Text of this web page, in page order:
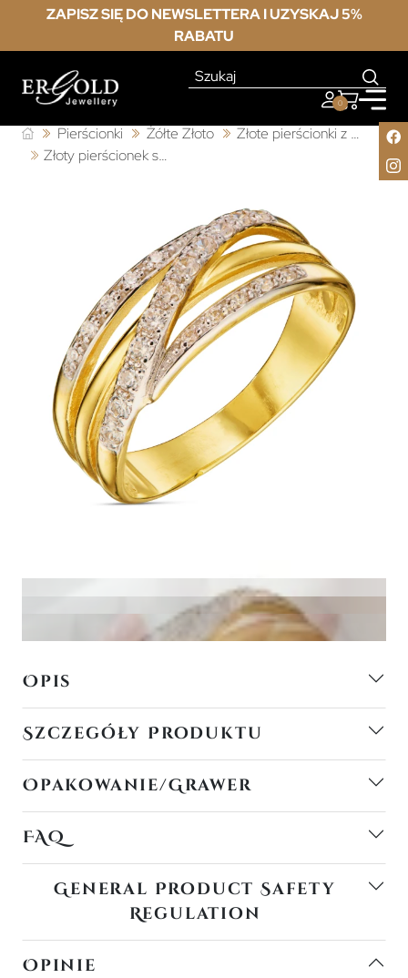
ZAPISZ SIĘ DO NEWSLETTERA I UZYSKAJ 5%
RABATU
0
Pierścionki Żółte Złoto
Złote pierścionki z cyrkonią
Złoty pierścionek szeroki z białymi kamieniami
Opis
Szczegóły Produktu
Opakowanie/Grawer
FAQ
General Product Safety
Regulation
Opinie